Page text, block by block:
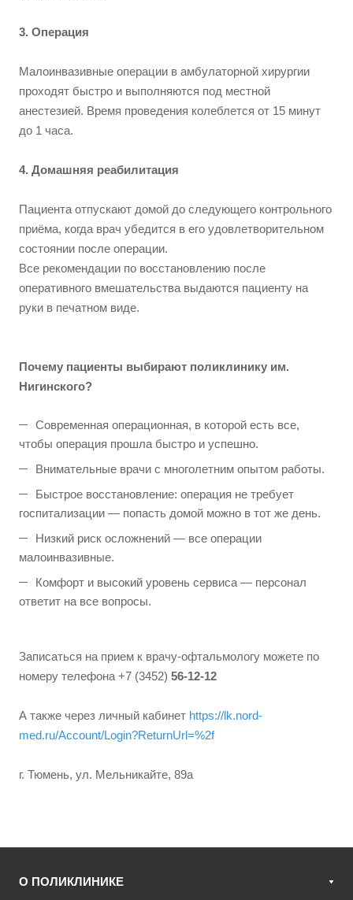
3. Операция
Малоинвазивные операции в амбулаторной хирургии
проходят быстро и выполняются под местной
анестезией. Время проведения колеблется от 15 минут
до 1 часа.
4. Домашняя реабилитация
Пациента отпускают домой до следующего контрольного
приёма, когда врач убедится в его удовлетворительном
состоянии после операции.
Все рекомендации по восстановлению после
оперативного вмешательства выдаются пациенту на
руки в печатном виде.
Почему пациенты выбирают поликлинику им.
Нигинского?
Современная операционная, в которой есть все,
чтобы операция прошла быстро и успешно.
Внимательные врачи с многолетним опытом работы.
Быстрое восстановление: операция не требует
госпитализации — попасть домой можно в тот же день.
Низкий риск осложнений — все операции
малоинвазивные.
Комфорт и высокий уровень сервиса — персонал
ответит на все вопросы.
Записаться на прием к врачу-офтальмологу можете по
номеру телефона +7 (3452) 56-12-12
А также через личный кабинет https://lk.nord-
med.ru/Account/Login?ReturnUrl=%2f
г. Тюмень, ул. Мельникайте, 89а
О ПОЛИКЛИНИКЕ